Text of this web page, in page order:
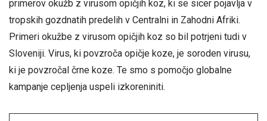
primerov okužb z virusom opičjih koz, ki se sicer pojavlja v
tropskih gozdnatih predelih v Centralni in Zahodni Afriki.
Primeri okužbe z virusom opičjih koz so bil potrjeni tudi v
Sloveniji. Virus, ki povzroča opičje koze, je soroden virusu,
ki je povzročal črne koze. Te smo s pomočjo globalne
kampanje cepljenja uspeli izkoreniniti.